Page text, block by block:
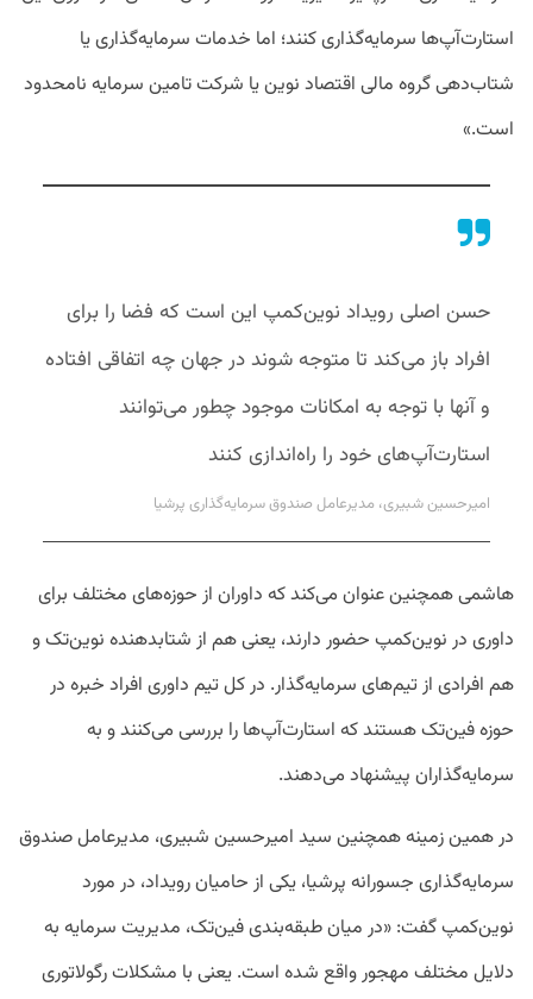
استارت‌آپ‌ها سرمایه‌گذاری کنند؛ اما خدمات سرمایه‌گذاری یا
شتاب‌دهی گروه مالی اقتصاد نوین یا شرکت تامین سرمایه نامحدود
است.»
حسن اصلی رویداد نوین‌کمپ این است که فضا را برای
افراد باز می‌کند تا متوجه شوند در جهان چه اتفاقی افتاده
و آنها با توجه به امکانات موجود چطور می‌توانند
استارت‌آپ‌های خود را راه‌اندازی کنند
امیرحسین شبیری، مدیرعامل صندوق سرمایه‌گذاری پرشیا
هاشمی همچنین عنوان می‌کند که داوران از حوزه‌های مختلف برای
داوری در نوین‌کمپ حضور دارند، یعنی هم از شتابدهنده نوین‌تک و
هم افرادی از تیم‌های سرمایه‌گذار. در کل تیم داوری افراد خبره در
حوزه فین‌تک هستند که استارت‌آپ‌ها را بررسی می‌کنند و به
سرمایه‌گذاران پیشنهاد می‌دهند.
در همین زمینه همچنین سید امیرحسین شبیری، مدیرعامل صندوق
سرمایه‌گذاری جسورانه پرشیا، یکی از حامیان رویداد، در مورد
نوین‌کمپ گفت: «در میان طبقه‌بندی فین‌تک، مدیریت سرمایه به
دلایل مختلف مهجور واقع شده است. یعنی با مشکلات رگولاتوری